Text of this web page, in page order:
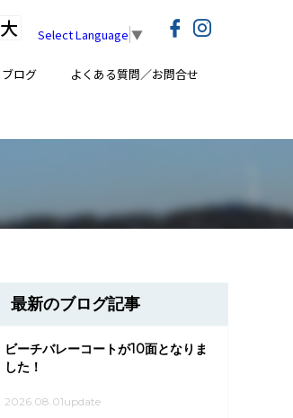
ブログ よくある質問／お問合せ
大 Select Language ▼
最新のブログ記事
ビーチバレーコートが10面となりま
した！
2026.08.01update